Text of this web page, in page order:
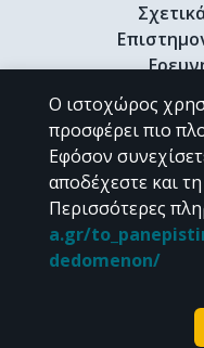
Διδακτορικές
Εκτός αν αναφέρεται
Ο ιστοχώρος
προσφέρει πιο
Εφόσον
αποδέχεστε και
Περισσότερες
a.gr/
dedomenon/